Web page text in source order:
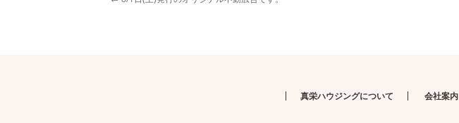
真栄ハウジングについて 会社案内